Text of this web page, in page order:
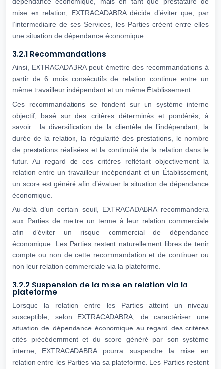
mise en relation, EXTRACADABRA décide d’éviter que, par
l’intermédiaire de ses Services, les Parties créent entre elles
une situation de dépendance économique.
3.2.1 Recommandations
Ainsi, EXTRACADABRA peut émettre des recommandations à
partir de 6 mois consécutifs de relation continue entre un
même travailleur indépendant et un même Établissement.
Ces recommandations se fondent sur un système interne
objectif, basé sur des critères déterminés et pondérés, à
savoir : la diversification de la clientèle de l’indépendant, la
durée de la relation, la régularité des prestations, le nombre
de prestations réalisées et la continuité de la relation dans le
futur. Au regard de ces critères reflétant objectivement la
relation entre un travailleur indépendant et un Établissement,
un score est généré afin d’évaluer la situation de dépendance
économique.
Au-delà d’un certain seuil, EXTRACADABRA recommandera
aux Parties de mettre un terme à leur relation commerciale
afin d’éviter un risque commercial de dépendance
économique. Les Parties restent naturellement libres de tenir
compte ou non de cette recommandation et de continuer ou
non leur relation commerciale via la plateforme.
3.2.2 Suspension de la mise en relation via la
plateforme
Lorsque la relation entre les Parties atteint un niveau
susceptible, selon EXTRACADABRA, de caractériser une
situation de dépendance économique au regard des critères
cités précédemment et du score généré par son système
interne, EXTRACADABRA pourra suspendre la mise en
relation entre les Parties via sa plateforme. Les Parties restent